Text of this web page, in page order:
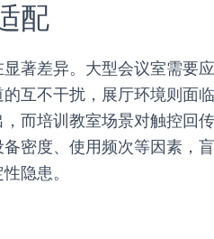
配
著差异。大型会议室需要
互不干扰，展厅环境则面
而培训教室场景对触控回
密度、使用频次等因素，
隐患。